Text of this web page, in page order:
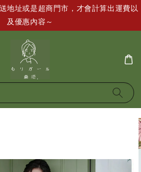
地址或是超商門市，才會計算出運費以
及優惠內容～